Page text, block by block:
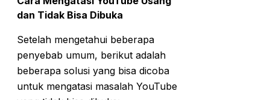
dan Tidak Bisa Dibuka
Setelah mengetahui beberapa
penyebab umum, berikut adalah
beberapa solusi yang bisa dicoba
untuk mengatasi masalah YouTube